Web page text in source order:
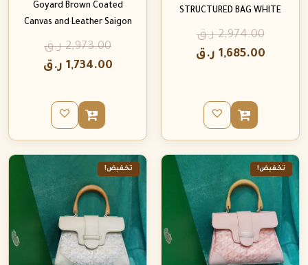
STRUCTURED BAG WHITE
2,974.00 ر.ق
1,685.00 ر.ق
Goyard Brown Coated
Canvas and Leather Saigon
2,973.00 ر.ق
1,734.00 ر.ق
تخفيض! تخفيض!